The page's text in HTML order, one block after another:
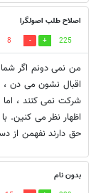
اصلاح طلب اصولگرا
225
8
من نمی دونم اگر
اقبال نشون می دن ،
شرکت نمی کنند ،
اظهار نظر می
حق دارند نفهمن از
بدون نام